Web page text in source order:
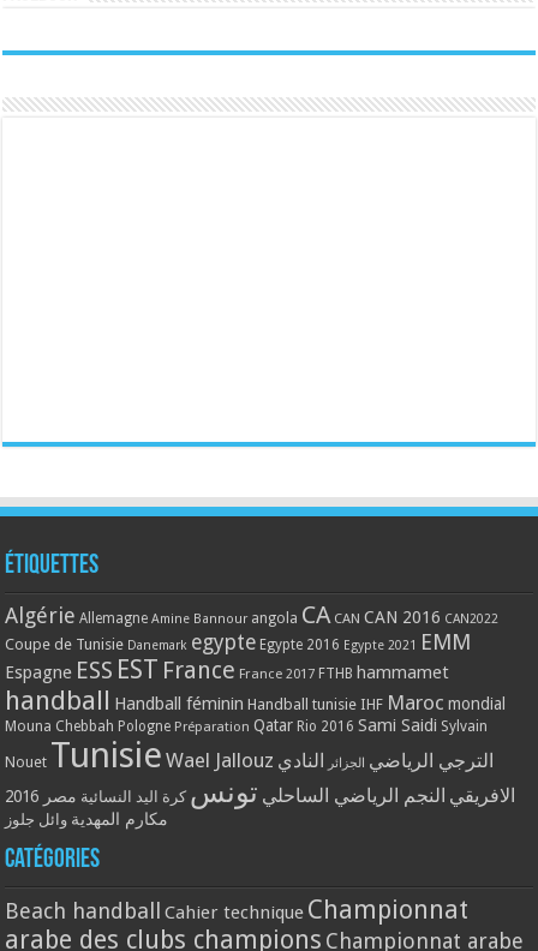
Étiquettes
Algérie Allemagne Amine Bannour angola CA CAN CAN 2016 CAN2022
Coupe de Tunisie Danemark egypte Egypte 2016 Egypte 2021 EMM
Espagne ESS EST France France 2017 FTHB hammamet
handball Handball féminin Handball tunisie IHF Maroc mondial
Mouna Chebbah Pologne Préparation Qatar Rio 2016 Sami Saidi Sylvain
Nouet Tunisie Wael Jallouz الترجي الرياضي الجزائر النادي
الافريقي النجم الرياضي الساحلي تونس كرة اليد النسائية مصر 2016
مكارم المهدية وائل جلوز
Catégories
Beach handball Cahier technique Championnat
arabe des clubs champions Championnat arabe